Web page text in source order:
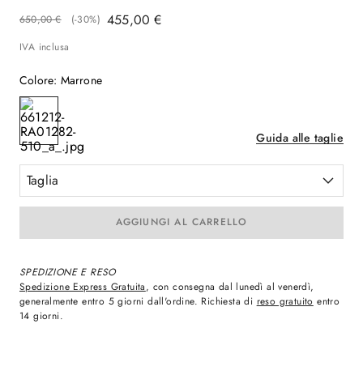
650,00 € (-30%) 455,00 €
IVA inclusa
Colore: Marrone
Guida alle taglie
Taglia
AGGIUNGI AL CARRELLO
SPEDIZIONE E RESO
Spedizione Express Gratuita, con consegna dal lunedì al venerdì,
generalmente entro 5 giorni dall'ordine. Richiesta di reso gratuito entro
14 giorni.